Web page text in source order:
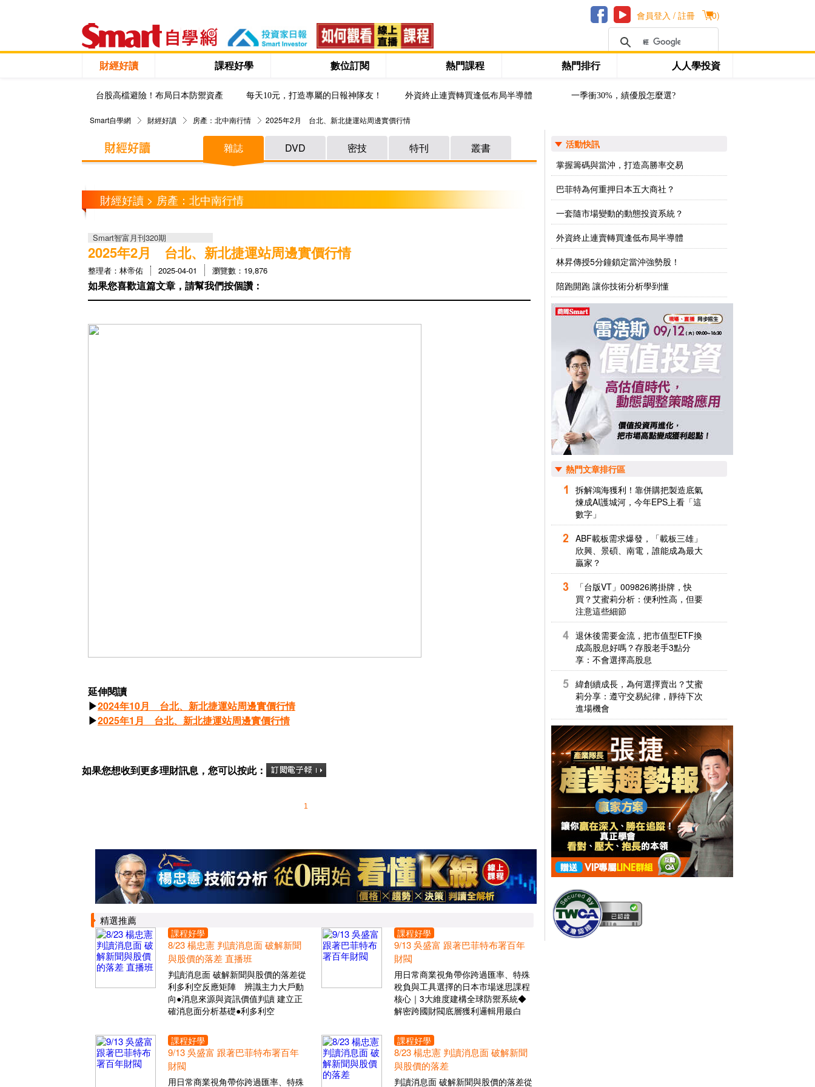
(0)
會員登入 / 註冊
財經好讀 課程好學 數位訂閱 熱門課程 熱門排行 人人學投資
台股高檔避險！布局日本防禦資產 每天10元，打造專屬的日報神隊友！ 外資終止連賣轉買逢低布局半導體 一季衝30%，績優股怎麼選?
Smart自學網 財經好讀 房產：北中南行情 2025年2月 台北、新北捷運站周邊實價行情
雜誌 DVD 密技 特刊 叢書
財經好讀 > 房產：北中南行情
Smart智富月刊320期
2025年2月 台北、新北捷運站周邊實價行情
整理者：林帝佑 2025-04-01 瀏覽數：19,876
如果您喜歡這篇文章，請幫我們按個讚：
延伸閱讀
▶2024年10月 台北、新北捷運站周邊實價行情
▶2025年1月 台北、新北捷運站周邊實價行情
如果您想收到更多理財訊息，您可以按此：
1
精選推薦
課程好學
8/23 楊忠憲 判讀消息面 破解新聞
與股價的落差 直播班
判讀消息面 破解新聞與股價的落差從
利多利空反應矩陣 辨識主力大戶動
向●消息來源與資訊價值判讀 建立正
確消息面分析基礎●利多利空
課程好學
9/13 吳盛富 跟著巴菲特布署百年
財閥
用日常商業視角帶你跨過匯率、特殊
稅負與工具選擇的日本市場迷思課程
核心｜3大維度建構全球防禦系統◆
解密跨國財閥底層獲利邏輯用最白
課程好學
9/13 吳盛富 跟著巴菲特布署百年
財閥
用日常商業視角帶你跨過匯率、特殊
課程好學
8/23 楊忠憲 判讀消息面 破解新聞
與股價的落差
判讀消息面 破解新聞與股價的落差從
活動快訊
掌握籌碼與當沖，打造高勝率交易
巴菲特為何重押日本五大商社？
一套隨市場變動的動態投資系統？
外資終止連賣轉買逢低布局半導體
林昇傳授5分鐘鎖定當沖強勢股！
陪跑開跑 讓你技術分析學到懂
熱門文章排行區
拆解鴻海獲利！靠併購把製造底氣
煉成AI護城河，今年EPS上看「這
數字」
ABF載板需求爆發，「載板三雄」
欣興、景碩、南電，誰能成為最大
贏家？
「台版VT」009826將掛牌，快
買？艾蜜莉分析：便利性高，但要
注意這些細節
退休後需要金流，把市值型ETF換
成高股息好嗎？存股老手3點分
享：不會選擇高股息
緯創續成長，為何選擇賣出？艾蜜
莉分享：遵守交易紀律，靜待下次
進場機會